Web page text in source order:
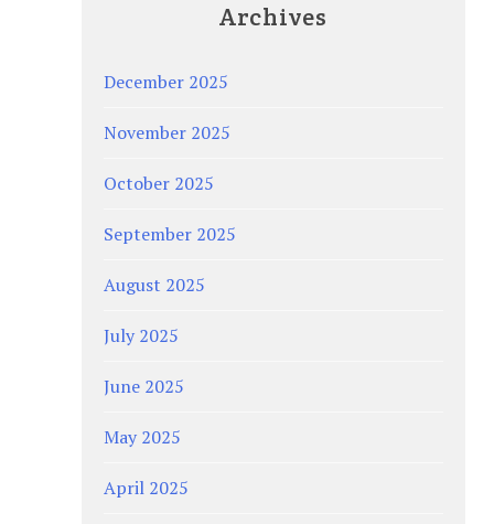
Archives
December 2025
November 2025
October 2025
September 2025
August 2025
July 2025
June 2025
May 2025
April 2025